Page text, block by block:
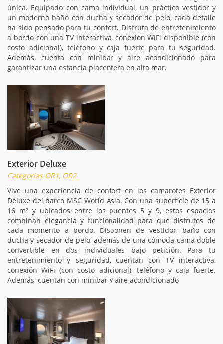
única. Equipado con cama individual, un práctico vestidor y
un moderno baño con ducha y secador de pelo, cada detalle
ha sido pensado para tu confort. Disfruta de entretenimiento
a bordo con una TV interactiva, conexión WiFi disponible (con
costo adicional), teléfono y caja fuerte para tu seguridad.
Además, cuenta con minibar y aire acondicionado para
garantizar una estancia placentera en alta mar.
Exterior Deluxe
Categorías OR1, OR2
Vive una experiencia de confort en los camarotes Exterior
Deluxe del barco MSC World Asia. Con una superficie de 15 a
16 m² y ubicados entre los puentes 5 y 9, estos espacios
combinan elegancia y funcionalidad para que disfrutes de
cada momento a bordo. Disponen de vestidor, baño con
ducha y secador de pelo, además de una cómoda cama doble
convertible en dos individuales bajo petición. Para tu
entretenimiento y seguridad, cuentan con TV interactiva,
conexión WiFi (con costo adicional), teléfono y caja fuerte.
Además, cuentan con minibar y aire acondicionado